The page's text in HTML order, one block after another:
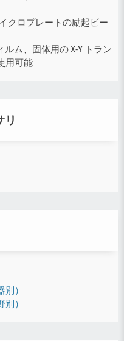
クロプレートの励起ビー
ルム、固体用の X-Y トラン
用可能
リ
）
）